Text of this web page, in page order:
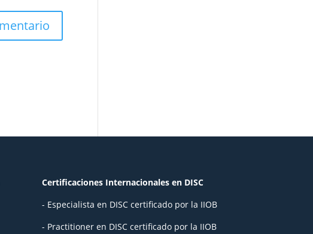
Certificaciones Internacionales en DISC
- Especialista en DISC certificado por la IIOB
- Practitioner en DISC certificado por la IIOB